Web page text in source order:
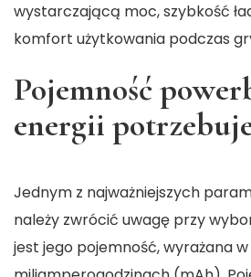
wystarczającą moc, szybkość
komfort użytkowania podczas
Pojemność
energii
Jednym z najważniejszych
należy zwrócić uwagę przy
jest jego pojemność, wyrażana w